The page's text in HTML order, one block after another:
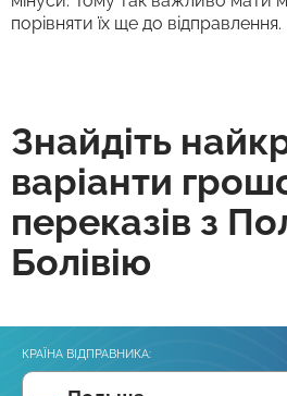
порівняти їх ще до відправлення.
Знайдіть
варіанти
переказів з
Болівію
КРАЇНА ВІДПРАВНИКА: